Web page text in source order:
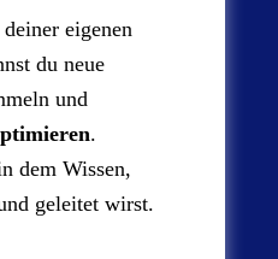
deiner eigenen
du neue
und
.
dem Wissen,
geleitet wirst.